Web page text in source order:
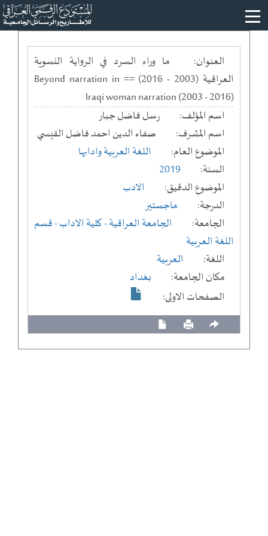
العنوان:
ما وراء السرد في الرواية النسوية
العراقية (2003 - 2016) == Beyond narration in
Iraqi woman narration (2003 - 2016)
اسم المؤلف:
رسل فاضل جبار
اسم المشرف:
صفاء الدين احمد فاضل القيسي
الموضوع العام:
اللغة العربية وادابها
السنة:
2019
الموضوع الدقيق:
الادب
الدرجة:
ماجستير
الجامعة:
الجامعة العراقية- كلية الاداب- قسم
اللغة العربية
اللغة:
العربية
مكان الجامعة:
بغداد
الصفحات الاولى: